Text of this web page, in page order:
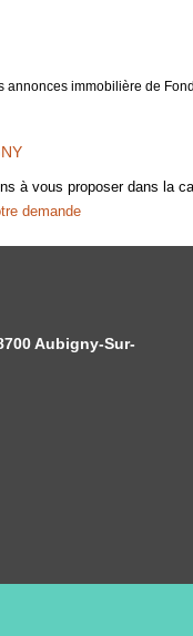
annonces immobilière de
à vous proposer dans la
demande
Aubigny-Sur-